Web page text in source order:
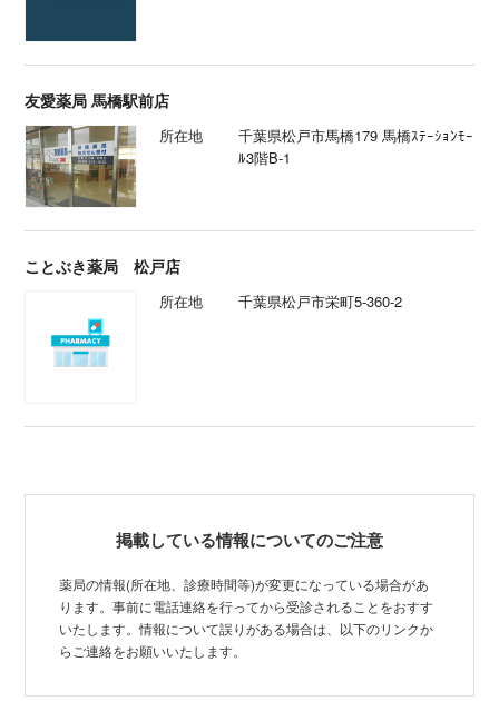
友愛薬局 馬橋駅前店
所在地
千葉県松戸市馬橋179 馬橋ｽﾃｰｼｮﾝﾓｰ
ﾙ3階B-1
ことぶき薬局 松戸店
所在地 千葉県松戸市栄町5-360-2
掲載している情報についてのご注意
薬局の情報(所在地、診療時間等)が変更になっている場合があ
ります。事前に電話連絡を行ってから受診されることをおすす
いたします。情報について誤りがある場合は、以下のリンクか
らご連絡をお願いいたします。